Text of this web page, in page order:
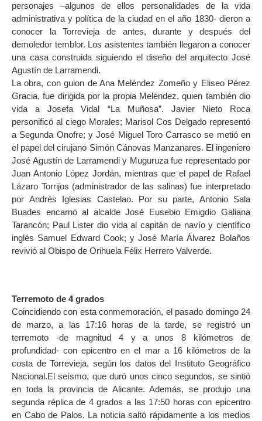
personajes –algunos de ellos personalidades de la vida
administrativa y política de la ciudad en el año 1830- dieron a
conocer la Torrevieja de antes, durante y después del
demoledor temblor. Los asistentes también llegaron a conocer
una casa construida siguiendo el diseño del arquitecto José
Agustín de Larramendi.
La obra, con guion de Ana Meléndez Zomeño y Eliseo Pérez
Gracia, fue dirigida por la propia Meléndez, quien también dio
vida a Josefa Vidal “La Muñosa”. Javier Nieto Roca
personificó al ciego Morales; Marisol Cos Delgado representó
a Segunda Onofre; y José Miguel Toro Carrasco se metió en
el papel del cirujano Simón Cánovas Manzanares. El ingeniero
José Agustín de Larramendi y Muguruza fue representado por
Juan Antonio López Jordán, mientras que el papel de Rafael
Lázaro Torrijos (administrador de las salinas) fue interpretado
por Andrés Iglesias Castelao. Por su parte, Antonio Sala
Buades encarnó al alcalde José Eusebio Emigdio Galiana
Tarancón; Paul Lister dio vida al capitán de navío y científico
inglés Samuel Edward Cook; y José María Álvarez Bolaños
revivió al Obispo de Orihuela Félix Herrero Valverde.
Terremoto de 4 grados
Coincidiendo con esta conmemoración, el pasado domingo 24
de marzo, a las 17:16 horas de la tarde, se registró un
terremoto -de magnitud 4 y a unos 8 kilómetros de
profundidad- con epicentro en el mar a 16 kilómetros de la
costa de Torrevieja, según los datos del Instituto Geográfico
Nacional.El seísmo, que duró unos cinco segundos, se sintió
en toda la provincia de Alicante. Además, se produjo una
segunda réplica de 4 grados a las 17:50 horas con epicentro
en Cabo de Palos. La noticia saltó rápidamente a los medios